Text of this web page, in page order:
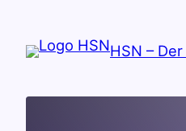
Inhalt
springen
HSN –